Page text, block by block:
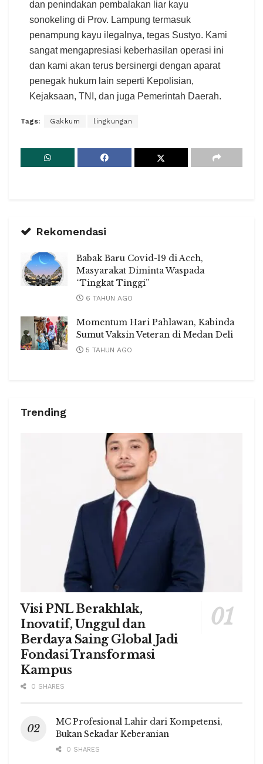
dan penindakan pembalakan liar kayu
sonokeling di Prov. Lampung termasuk
penampung kayu ilegalnya, tegas Sustyo. Kami
sangat mengapresiasi keberhasilan operasi ini
dan kami akan terus bersinergi dengan aparat
penegak hukum lain seperti Kepolisian,
Kejaksaan, TNI, dan juga Pemerintah Daerah.
Tags: Gakkum lingkungan
Rekomendasi
Babak Baru Covid-19 di Aceh,
Masyarakat Diminta Waspada
“Tingkat Tinggi”
6 TAHUN AGO
Momentum Hari Pahlawan, Kabinda
Sumut Vaksin Veteran di Medan Deli
5 TAHUN AGO
Trending
Visi PNL Berakhlak,
Inovatif, Unggul dan
Berdaya Saing Global Jadi
Fondasi Transformasi
Kampus
0 SHARES
MC Profesional Lahir dari Kompetensi,
Bukan Sekadar Keberanian
0 SHARES